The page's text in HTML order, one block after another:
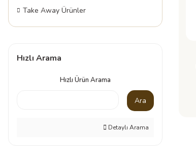
Take Away Ürünler
Hızlı Arama
Hızlı Ürün Arama
Ara
Detaylı Arama